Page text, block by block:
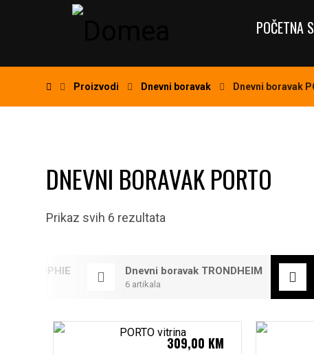
POČETNA
Proizvodi Dnevni boravak Dnevni boravak
DNEVNI BORAVAK PORTO
Prikaz svih 6 rezultata
SOPHIE Dnevni boravak TRONDHEIM
6 artikala
309,00 KM